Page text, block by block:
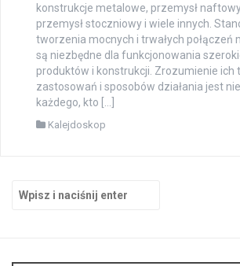
konstrukcje metalowe, przemysł
przemysł stoczniowy i wiele innych.
tworzenia mocnych i trwałych połączeń
są niezbędne dla funkcjonowania
produktów i konstrukcji. Zrozumienie ich
zastosowań i sposobów działania jest
każdego, kto […]
Kalejdoskop